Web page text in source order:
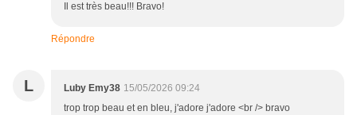
Il est très beau!!! Bravo!
Répondre
L Luby Emy38 15/05/2026 09:24
trop trop beau et en bleu, j'adore j'adore <br /> bravo